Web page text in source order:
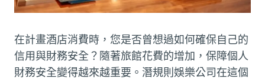
在計畫酒店消費時，您是否曾想過如何確保自己的
信用與財務安全？隨著旅館花費的增加，保障個人
財務安全變得越來越重要。潛規則娛樂公司在這個